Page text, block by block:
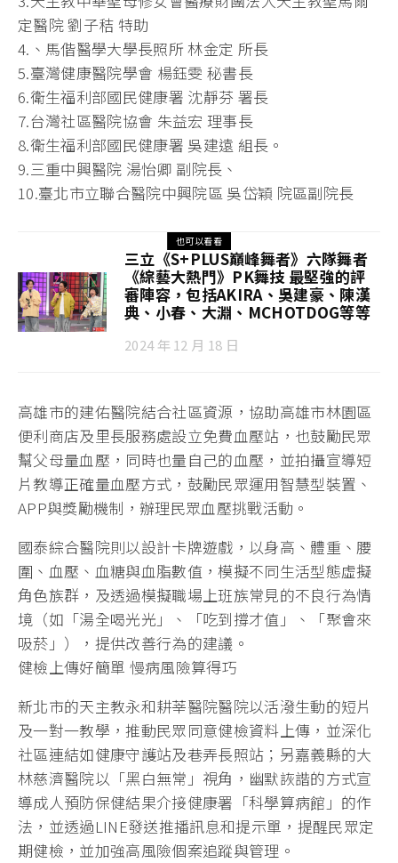
定醫院 劉子秸 特助
4.、馬偕醫學大學長照所 林金定 所長
5.臺灣健康醫院學會 楊鈺雯 秘書長
6.衛生福利部國民健康署 沈靜芬 署長
7.台灣社區醫院協會 朱益宏 理事長
8.衛生福利部國民健康署 吳建遠 組長。
9.三重中興醫院 湯怡卿 副院長、
10.臺北市立聯合醫院中興院區 吳岱穎 院區副院長
也可以看看
三立《S+PLUS巔峰舞者》六隊舞者
《綜藝大熱門》PK舞技 最堅強的評
審陣容，包括AKIRA、吳建豪、陳漢
典、小春、大淵、MCHOTDOG等等
2024 年 12 月 18 日
高雄市的建佑醫院結合社區資源，協助高雄市林園區
便利商店及里長服務處設立免費血壓站，也鼓勵民眾
幫父母量血壓，同時也量自己的血壓，並拍攝宣導短
片教導正確量血壓方式，鼓勵民眾運用智慧型裝置、
APP與獎勵機制，辦理民眾血壓挑戰活動。
國泰綜合醫院則以設計卡牌遊戲，以身高、體重、腰
圍、血壓、血糖與血脂數值，模擬不同生活型態虛擬
角色族群，及透過模擬職場上班族常見的不良行為情
境（如「湯全喝光光」、「吃到撐才值」、「聚會來
吸菸」），提供改善行為的建議。
健檢上傳好簡單 慢病風險算得巧
新北市的天主教永和耕莘醫院醫院以活潑生動的短片
及一對一教學，推動民眾同意健檢資料上傳，並深化
社區連結如健康守護站及巷弄長照站；另嘉義縣的大
林慈濟醫院以「黑白無常」視角，幽默詼諧的方式宣
導成人預防保健結果介接健康署「科學算病館」的作
法，並透過LINE發送推播訊息和提示單，提醒民眾定
期健檢，並加強高風險個案追蹤與管理。